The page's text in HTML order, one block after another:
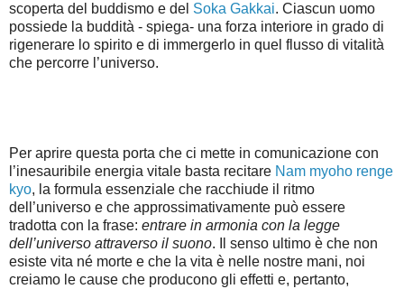
scoperta del buddismo e del Soka Gakkai. Ciascun uomo
possiede la buddità - spiega- una forza interiore in grado di
rigenerare lo spirito e di immergerlo in quel flusso di vitalità
che percorre l’universo.
Per aprire questa porta che ci mette in comunicazione con
l’inesauribile energia vitale basta recitare Nam myoho renge
kyo, la formula essenziale che racchiude il ritmo
dell’universo e che approssimativamente può essere
tradotta con la frase: entrare in armonia con la legge
dell’universo attraverso il suono. Il senso ultimo è che non
esiste vita né morte e che la vita è nelle nostre mani, noi
creiamo le cause che producono gli effetti e, pertanto,